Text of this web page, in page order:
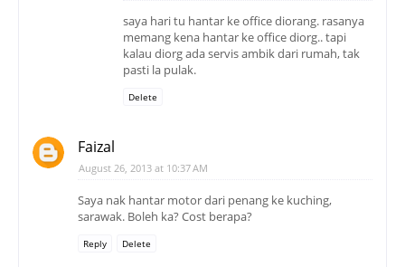
saya hari tu hantar ke office diorang. rasanya
memang kena hantar ke office diorg.. tapi
kalau diorg ada servis ambik dari rumah, tak
pasti la pulak.
Delete
Faizal
August 26, 2013 at 10:37 AM
Saya nak hantar motor dari penang ke kuching,
sarawak. Boleh ka? Cost berapa?
Reply Delete